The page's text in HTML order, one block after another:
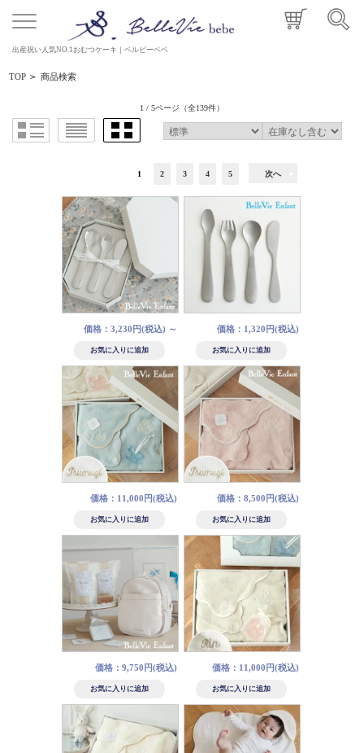
出産祝い人気NO.1おむつケーキ｜ベルビーベベ
TOP > 商品検索
1 / 5ページ （全139件）
1 2 3 4 5 次へ
価格：3,230円(税込) ～ 価格：1,320円(税込)
価格：11,000円(税込) 価格：8,500円(税込)
価格：9,750円(税込) 価格：11,000円(税込)